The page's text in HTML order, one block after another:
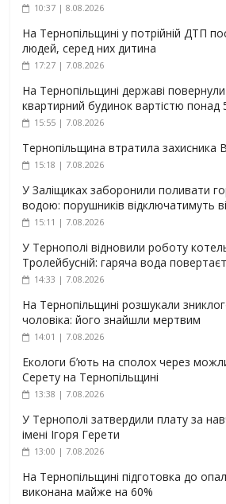
10:37 | 8.08.2026
На Тернопільщині у потрійній ДТП
людей, серед них дитина
17:27 | 7.08.2026
На Тернопільщині державі
квартирний будинок вартістю понад
15:55 | 7.08.2026
Тернопільщина втратила захисника
15:18 | 7.08.2026
У Заліщиках заборонили поливати
водою: порушників відключатимуть
15:11 | 7.08.2026
У Тернополі відновили роботу
Тролейбусній: гаряча вода
14:33 | 7.08.2026
На Тернопільщині розшукали
чоловіка: його знайшли мертвим
14:01 | 7.08.2026
Екологи б’ють на сполох через
Серету на Тернопільщині
13:38 | 7.08.2026
У Тернополі затвердили плату за
імені Ігоря Герети
13:00 | 7.08.2026
На Тернопільщині підготовка до
виконана майже на 60%